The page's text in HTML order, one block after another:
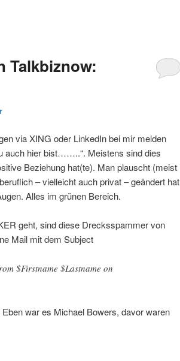
Talkbiznow:
via XING oder LinkedIn bei mir melden
auch hier bist……..“. Meistens sind dies
Beziehung hat(te). Man plauscht (meist
– vielleicht auch privat – geändert hat
Alles im grünen Bereich.
geht, sind diese Drecksspammer von
Mail mit dem Subject
$Firstname $Lastname on
war es Michael Bowers, davor waren